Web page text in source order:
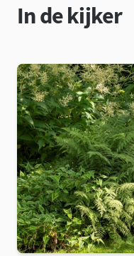
In de kijker